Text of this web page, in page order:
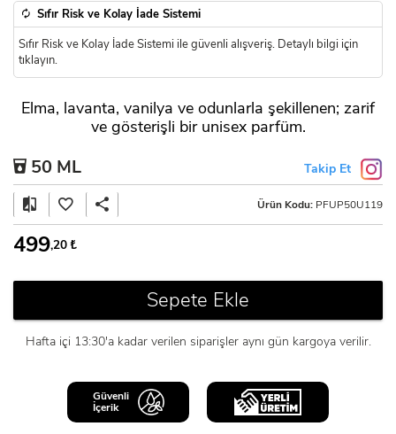
Sıfır Risk ve Kolay İade Sistemi
Sıfır Risk ve Kolay İade Sistemi ile güvenli alışveriş. Detaylı bilgi için
tıklayın.
Elma, lavanta, vanilya ve odunlarla şekillenen; zarif
ve gösterişli bir unisex parfüm.
50 ML Takip Et
Ürün Kodu: PFUP50U119
499,20₺
Sepete Ekle
Hafta içi 13:30'a kadar verilen siparişler aynı gün kargoya verilir.
Güvenli
İçerik